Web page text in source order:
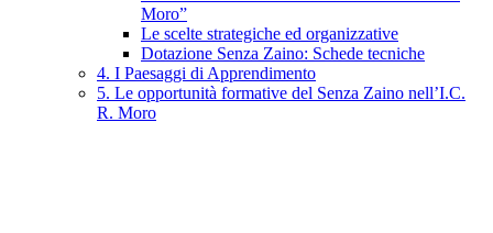
Moro”
Le scelte strategiche ed organizzative
Dotazione Senza Zaino: Schede tecniche
4. I Paesaggi di Apprendimento
5. Le opportunità formative del Senza Zaino nell’I.C.
R. Moro